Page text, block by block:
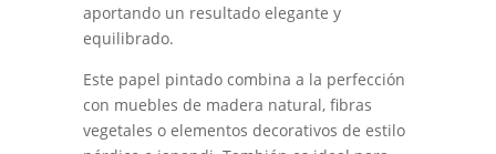
aportando un resultado elegante y
equilibrado.
Este papel pintado combina a la perfección
con muebles de madera natural, fibras
vegetales o elementos decorativos de estilo